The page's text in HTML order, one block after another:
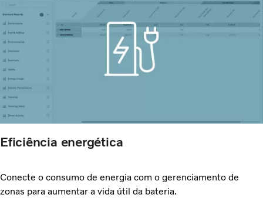
Eficiência energética
Conecte o consumo de energia com o gerenciamento de
zonas para aumentar a vida útil da bateria.